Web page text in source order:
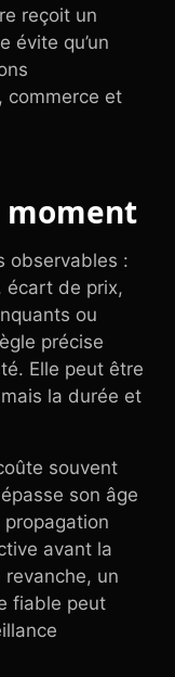
reçoit un
évite qu’un
commerce et
moment
observables :
écart de prix,
ou
précise
Elle peut être
la durée et
souvent
son âge
propagation
avant la
un
fiable peut